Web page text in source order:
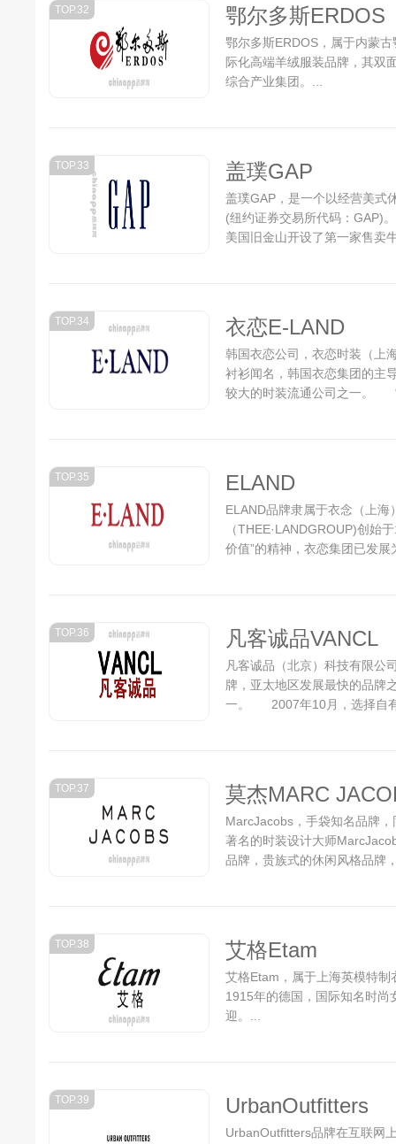
TOP.32 鄂尔多斯ERDOS
鄂尔多斯ERDOS，属于内蒙
际化高端羊绒服装品牌，其双
综合产业集团。...
TOP.33 盖璞GAP
盖璞GAP，是一个以经营美式
(纽约证券交易所代码：GAP)
美国旧金山开设了第一家售卖
TOP.34 衣恋E-LAND
韩国衣恋公司，衣恋时装（上
衬衫闻名，韩国衣恋集团的主
较大的时装流通公司之一。
TOP.35 ELAND
ELAND品牌隶属于衣念（上
（THEE·LANDGROUP)创始
价值”的精神，衣恋集团已发
TOP.36 凡客诚品VANCL
凡客诚品（北京）科技有限公
牌，亚太地区发展最快的品牌
一。 2007年10月，选择自有
TOP.37 莫杰MARC
MarcJacobs，手袋知名品牌
著名的时装设计大师
品牌，贵族式的休闲风格品牌
TOP.38 艾格Etam
艾格Etam，属于上海英模特
1915年的德国，国际知名时
迎。...
TOP.39 UrbanOutfitters
UrbanOutfitters品牌在互联网